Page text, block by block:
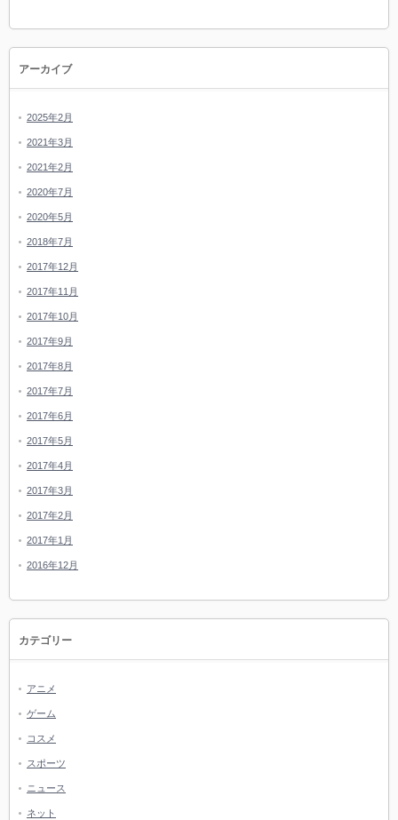
アーカイブ
2025年2月
2021年3月
2021年2月
2020年7月
2020年5月
2018年7月
2017年12月
2017年11月
2017年10月
2017年9月
2017年8月
2017年7月
2017年6月
2017年5月
2017年4月
2017年3月
2017年2月
2017年1月
2016年12月
カテゴリー
アニメ
ゲーム
コスメ
スポーツ
ニュース
ネット